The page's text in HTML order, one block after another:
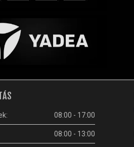
08:00 - 17:00
08:00 - 13:00